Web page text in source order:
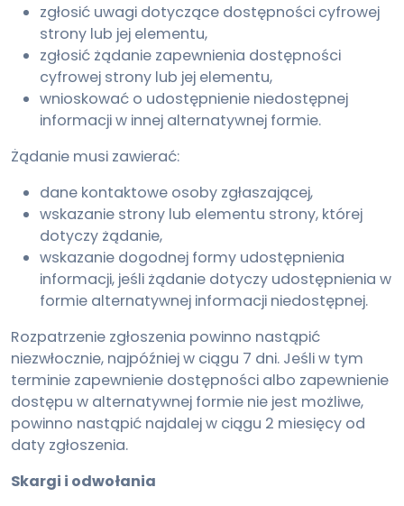
zgłosić uwagi dotyczące dostępności cyfrowej
strony lub jej elementu,
zgłosić żądanie zapewnienia dostępności
cyfrowej strony lub jej elementu,
wnioskować o udostępnienie niedostępnej
informacji w innej alternatywnej formie.
Żądanie musi zawierać:
dane kontaktowe osoby zgłaszającej,
wskazanie strony lub elementu strony, której
dotyczy żądanie,
wskazanie dogodnej formy udostępnienia
informacji, jeśli żądanie dotyczy udostępnienia w
formie alternatywnej informacji niedostępnej.
Rozpatrzenie zgłoszenia powinno nastąpić
niezwłocznie, najpóźniej w ciągu 7 dni. Jeśli w tym
terminie zapewnienie dostępności albo zapewnienie
dostępu w alternatywnej formie nie jest możliwe,
powinno nastąpić najdalej w ciągu 2 miesięcy od
daty zgłoszenia.
Skargi i odwołania